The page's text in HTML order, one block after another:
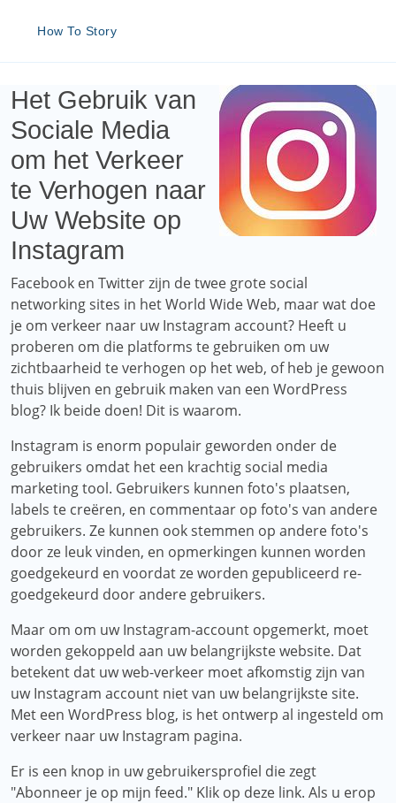
How To Story
Het Gebruik van
Sociale Media
om het Verkeer
te Verhogen naar
Uw Website op
Instagram
Facebook en Twitter zijn de twee grote social
networking sites in het World Wide Web, maar wat doe
je om verkeer naar uw Instagram account? Heeft u
proberen om die platforms te gebruiken om uw
zichtbaarheid te verhogen op het web, of heb je gewoon
thuis blijven en gebruik maken van een WordPress
blog? Ik beide doen! Dit is waarom.
Instagram is enorm populair geworden onder de
gebruikers omdat het een krachtig social media
marketing tool. Gebruikers kunnen foto's plaatsen,
labels te creëren, en commentaar op foto's van andere
gebruikers. Ze kunnen ook stemmen op andere foto's
door ze leuk vinden, en opmerkingen kunnen worden
goedgekeurd en voordat ze worden gepubliceerd re-
goedgekeurd door andere gebruikers.
Maar om om uw Instagram-account opgemerkt, moet
worden gekoppeld aan uw belangrijkste website. Dat
betekent dat uw web-verkeer moet afkomstig zijn van
uw Instagram account niet van uw belangrijkste site.
Met een WordPress blog, is het ontwerp al ingesteld om
verkeer naar uw Instagram pagina.
Er is een knop in uw gebruikersprofiel die zegt
"Abonneer je op mijn feed." Klik op deze link. Als u erop